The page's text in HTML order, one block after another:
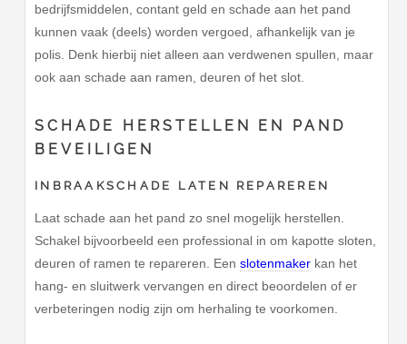
bedrijfsmiddelen, contant geld en schade aan het pand
kunnen vaak (deels) worden vergoed, afhankelijk van je
polis. Denk hierbij niet alleen aan verdwenen spullen, maar
ook aan schade aan ramen, deuren of het slot.
SCHADE HERSTELLEN EN PAND
BEVEILIGEN
INBRAAKSCHADE LATEN REPAREREN
Laat schade aan het pand zo snel mogelijk herstellen.
Schakel bijvoorbeeld een professional in om kapotte sloten,
deuren of ramen te repareren. Eenslotenmaker kan het
hang- en sluitwerk vervangen en direct beoordelen of er
verbeteringen nodig zijn om herhaling te voorkomen.